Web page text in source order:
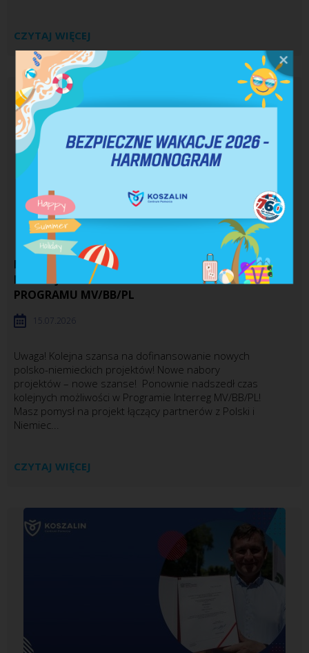
CZYTAJ WIĘCEJ
MOŻLIWOŚĆ POZYSKANIA DOFINANSOWANIA
NA PROJEKTY POLSKO-NIEMIECKIE W RAMACH
PROGRAMU MV/BB/PL
15.07.2026
Uwaga! Kolejna szansa na dofinansowanie nowych
polsko-niemieckich projektów! Nowe nabory
projektów – nowe szanse! Ponownie nadszedł czas
kolejnych możliwości w Programie Interreg MV/BB/PL!
Masz pomysł na projekt łączący partnerów z Polski i
Niemiec...
CZYTAJ WIĘCEJ